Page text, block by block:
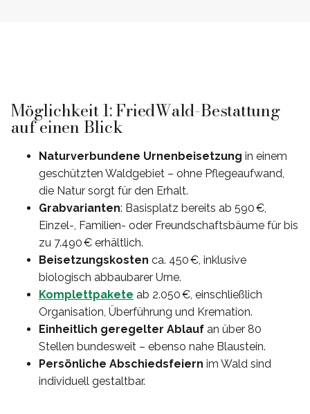
Möglichkeit 1: FriedWald-Bestattung
auf einen Blick
Naturverbundene Urnenbeisetzung in einem
geschützten Waldgebiet – ohne Pflegeaufwand,
die Natur sorgt für den Erhalt.
Grabvarianten: Basisplatz bereits ab 590 €,
Einzel-, Familien- oder Freundschaftsbäume für bis
zu 7.490 € erhältlich.
Beisetzungskosten ca. 450 €, inklusive
biologisch abbaubarer Urne.
Komplettpakete ab 2.050 €, einschließlich
Organisation, Überführung und Kremation.
Einheitlich geregelter Ablauf an über 80
Stellen bundesweit – ebenso nahe Blaustein.
Persönliche Abschiedsfeiern im Wald sind
individuell gestaltbar.